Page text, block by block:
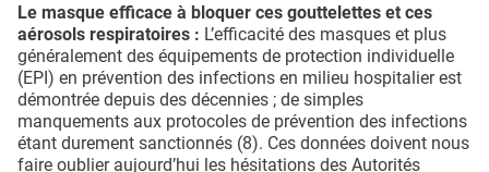
Le masque efficace à bloquer ces gouttelettes et ces
aérosols respiratoires : L’efficacité des masques et plus
généralement des équipements de protection individuelle
(EPI) en prévention des infections en milieu hospitalier est
démontrée depuis des décennies ; de simples
manquements aux protocoles de prévention des infections
étant durement sanctionnés (8). Ces données doivent nous
faire oublier aujourd’hui les hésitations des Autorités